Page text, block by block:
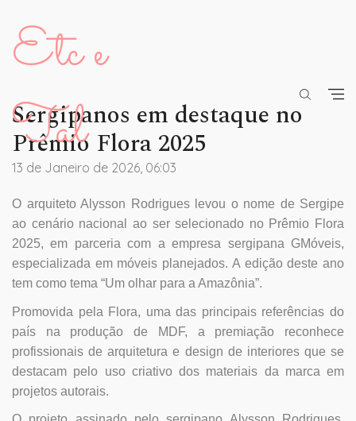
Etc e
Tal
Sergipanos em destaque no
Prêmio Flora 2025
13 de Janeiro de 2026, 06:03
O arquiteto Alysson Rodrigues levou o nome de Sergipe
ao cenário nacional ao ser selecionado no Prêmio Flora
2025, em parceria com a empresa sergipana GMóveis,
especializada em móveis planejados. A edição deste ano
tem como tema “Um olhar para a Amazônia”.
Promovida pela Flora, uma das principais referências do
país na produção de MDF, a premiação reconhece
profissionais de arquitetura e design de interiores que se
destacam pelo uso criativo dos materiais da marca em
projetos autorais.